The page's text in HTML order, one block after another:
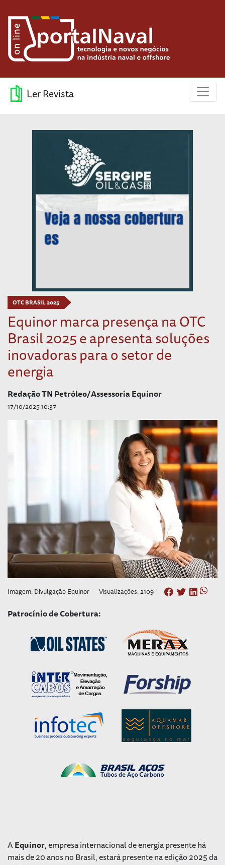
Ler Revista
OTC BRASIL 2025
Equinor marca presença na OTC
Brasil 2025 e apresenta soluções
inovadoras para o setor de
energia
Redação TN Petróleo/Assessoria Equinor
17/10/2025 10:37
Imagem: Divulgação Equinor Visualizações: 2109
Patrocínio de Cobertura:
AEquinor, empresa internacional de energia presente há
mais de 20 anos no Brasil, estará presente na edição 2025 da